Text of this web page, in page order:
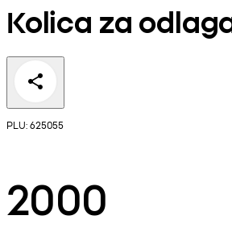
Kolica za
PLU: 625055
2000